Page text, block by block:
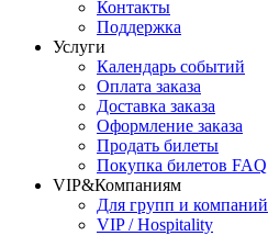
Контакты
Поддержка
Услуги
Календарь событий
Оплата заказа
Доставка заказа
Оформление заказа
Продать билеты
Покупка билетов FAQ
VIP&Компаниям
Для групп и компаний
VIP / Hospitality